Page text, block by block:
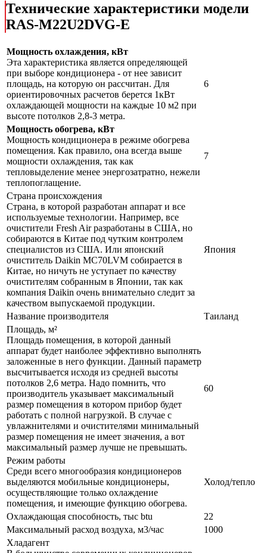
Технические характеристики модели
RAS-M22U2DVG-E
Мощность охлаждения, кВт
Эта характеристика является определяющей
при выборе кондиционера - от нее зависит
площадь, на которую он рассчитан. Для
ориентировочных расчетов берется 1кВт
охлаждающей мощности на каждые 10 м2 при
высоте потолков 2,8-3 метра.
6
Мощность обогрева, кВт
Мощность кондиционера в режиме обогрева
помещения. Как правило, она всегда выше
мощности охлаждения, так как
тепловыделение менее энергозатратно, нежели
теплопоглащение.
7
Страна происхождения
Страна, в которой разработан аппарат и все
используемые технологии. Например, все
очистители Fresh Air разработаны в США, но
собираются в Китае под чутким контролем
специалистов из США. Или японский
очиститель Daikin MC70LVM собирается в
Китае, но ничуть не уступает по качеству
очистителям собранным в Японии, так как
компания Daikin очень внимательно следит за
качеством выпускаемой продукции.
Япония
Название производителя
Таиланд
Площадь, м²
Площадь помещения, в которой данный
аппарат будет наиболее эффективно выполнять
заложенные в него функции. Данный параметр
высчитывается исходя из средней высоты
потолков 2,6 метра. Надо помнить, что
производитель указывает максимальный
размер помещения в котором прибор будет
работать с полной нагрузкой. В случае с
увлажнителями и очистителями минимальный
размер помещения не имеет значения, а вот
максимальный размер лучше не превышать.
60
Режим работы
Среди всего многообразия кондиционеров
выделяются мобильные кондиционеры,
осуществляющие только охлаждение
помещения, и имеющие функцию обогрева.
Холод/тепло
Охлаждающая способность, тыс btu
22
Максимальный расход воздуха, м3/час
1000
Хладагент